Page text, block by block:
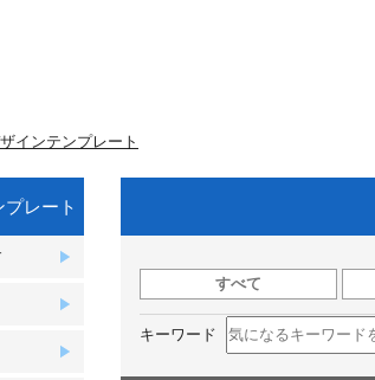
インテンプレート
レート
すべて
キーワード